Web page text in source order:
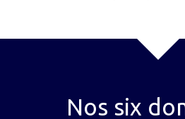
Nos six